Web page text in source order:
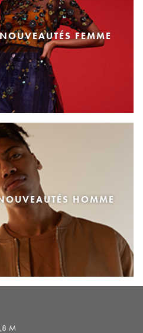
FEMME
HOMME
M